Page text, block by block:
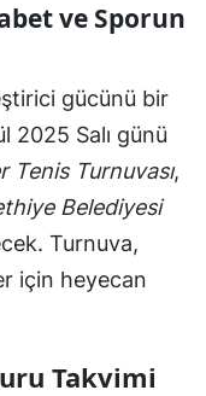
ve Sporun
gücünü bir
2025 Salı günü
Tenis Turnuvası,
Belediyesi
Turnuva,
için heyecan
Takvimi